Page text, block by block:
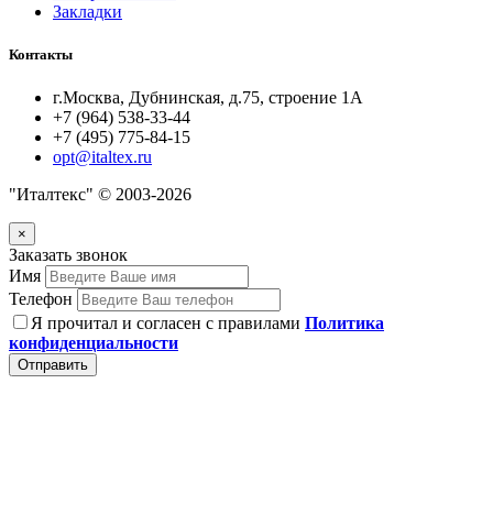
Закладки
Контакты
г.Москва, Дубнинская, д.75, строение 1А
+7 (964) 538-33-44
+7 (495) 775-84-15
opt@italtex.ru
"Италтекс" © 2003-2026
×
Заказать звонок
Имя
Телефон
Я прочитал и согласен с правилами Политика
конфиденциальности
Отправить